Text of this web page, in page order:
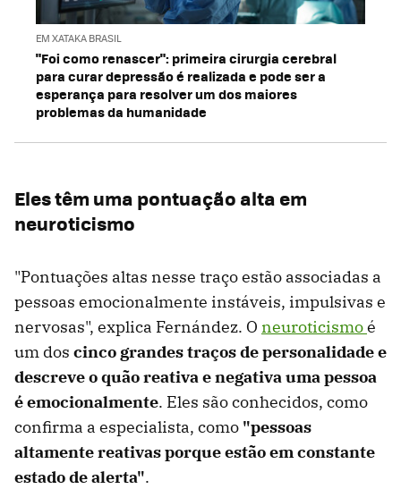
EM XATAKA BRASIL
"Foi como renascer": primeira cirurgia cerebral
para curar depressão é realizada e pode ser a
esperança para resolver um dos maiores
problemas da humanidade
Eles têm uma pontuação alta em
neuroticismo
"Pontuações altas nesse traço estão associadas a
pessoas emocionalmente instáveis, impulsivas e
nervosas", explica Fernández. O neuroticismoé
um dos cinco grandes traços de personalidade e
descreve o quão reativa e negativa uma pessoa
é emocionalmente. Eles são conhecidos, como
confirma a especialista, como "pessoas
altamente reativas porque estão em constante
estado de alerta".